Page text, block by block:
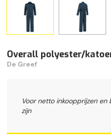
Overall polyester/
De Greef
Voor netto inkoopprijzen
zijn